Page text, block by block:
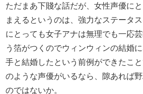
ただまあ下賤な話だが、女性声優に
まえるというのは、強力なステータ
にとっても女子アナは無理でも一応
う箔がつくのでウィンウィンの結婚
手と結婚したという前例ができたこ
のような声優がいるなら、隙あれば
のではないか。